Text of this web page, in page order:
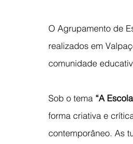
O Agrupamento de
realizados em
comunidade
Sob o tema “A
forma criativa e
contemporâneo. As